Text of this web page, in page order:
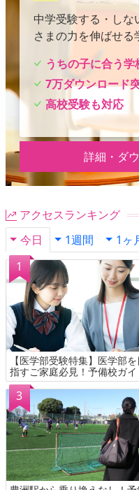
中学受験する・し
さまの力を伸ばせ
うちの子に合う
7万ダウンロード
高校受験も対応
詳細・ダ
アクセスランキング
今日
1週間 1ヶ
【医学部受験特集】医学部を
指すご家庭必見！予備校ガイ